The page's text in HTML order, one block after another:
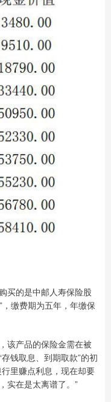
买的是中邮人寿保险股
缴费期为五年，年缴保
该产品的保险金需在被
钱取息、到期取款”的初
里赚点利息，现在却要
实在是太离谱了。”